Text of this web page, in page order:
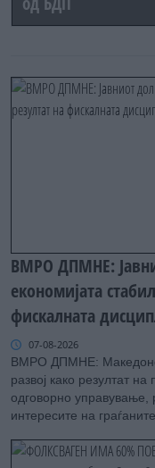
ВМРО ДПМНЕ:
економијата
фискалната
управување
07-08-2026
ВМРО ДПМНЕ:
развој како резултат
одговорно
интересите на